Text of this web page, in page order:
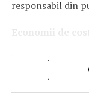
sisteme
responsabil din
Economii de
Unul dintre cele
închiriere